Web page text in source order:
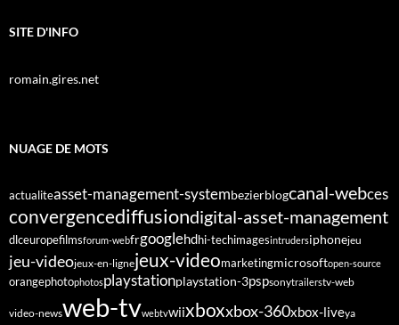
SITE D'INFO
romain.gires.net
NUAGE DE MOTS
actualiteasset-management-systembezierblogcanal-webces
convergencediffusiondigital-asset-management
dlceuropefilmsforum-webfrgooglehdhi-techimagesintrudersiphonejeu
jeu-videojeux-en-lignejeux-videomarketingmicrosoftopen-source
orangephotophotosplaystationplaystation-3pspsonytrailerstv-web
video-newsweb-tvwebtvwiixboxxbox-360xbox-liveya